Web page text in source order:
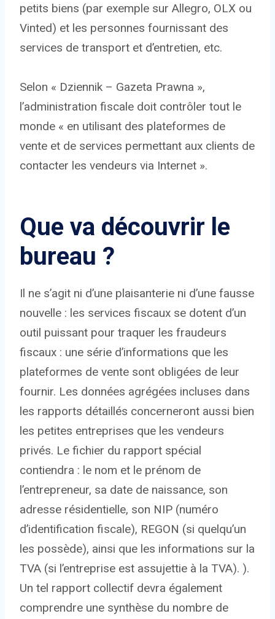
petits biens (par exemple sur Allegro, OLX ou
Vinted) et les personnes fournissant des
services de transport et d’entretien, etc.
Selon « Dziennik – Gazeta Prawna »,
l’administration fiscale doit contrôler tout le
monde « en utilisant des plateformes de
vente et de services permettant aux clients de
contacter les vendeurs via Internet ».
Que va découvrir le
bureau ?
Il ne s’agit ni d’une plaisanterie ni d’une fausse
nouvelle : les services fiscaux se dotent d’un
outil puissant pour traquer les fraudeurs
fiscaux : une série d’informations que les
plateformes de vente sont obligées de leur
fournir. Les données agrégées incluses dans
les rapports détaillés concerneront aussi bien
les petites entreprises que les vendeurs
privés. Le fichier du rapport spécial
contiendra : le nom et le prénom de
l’entrepreneur, sa date de naissance, son
adresse résidentielle, son NIP (numéro
d’identification fiscale), REGON (si quelqu’un
les possède), ainsi que les informations sur la
TVA (si l’entreprise est assujettie à la TVA). ).
Un tel rapport collectif devra également
comprendre une synthèse du nombre de